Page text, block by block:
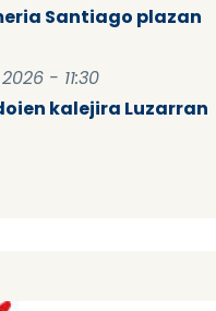
Santiago plazan
- 11:30
kalejira Luzarran